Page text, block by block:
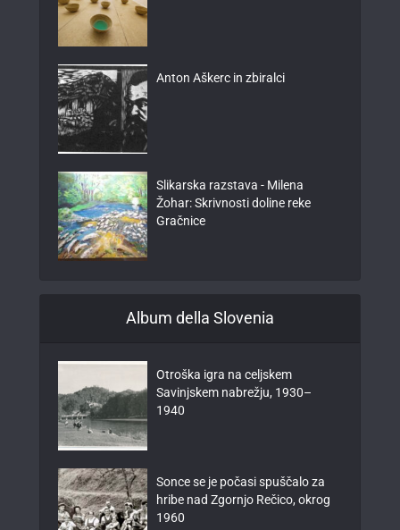
Anton Aškerc in zbiralci
Slikarska razstava - Milena
Žohar: Skrivnosti doline reke
Gračnice
Album della Slovenia
Otroška igra na celjskem
Savinjskem nabrežju, 1930–
1940
Sonce se je počasi spuščalo za
hribe nad Zgornjo Rečico, okrog
1960